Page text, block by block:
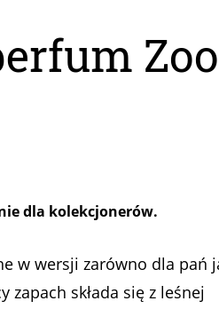
dla kolekcjonerów.
w wersji zarówno dla pań
zapach składa się z leśnej